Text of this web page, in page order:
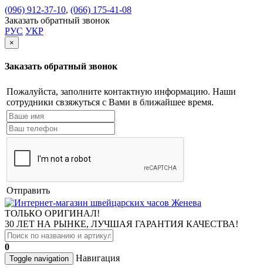
(096) 912-37-10, (066) 175-41-08
Заказать обратный звонок
РУС УКР
×
Заказать обратный звонок
Пожалуйста, заполните контактную информацию. Наши
сотрудники свзяжуться с Вами в ближайшее время.
Отправить
ТОЛЬКО ОРИГИНАЛ!
30 ЛЕТ НА РЫНКЕ, ЛУЧШАЯ ГАРАНТИЯ КАЧЕСТВА!
0
Toggle navigation Навигация